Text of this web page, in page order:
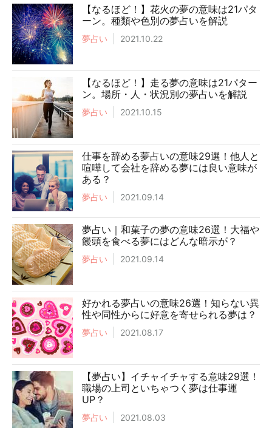
【なるほど！】花火の夢の意味は21パタ
ーン。種類や色別の夢占いを解説
夢占い 2021.10.22
【なるほど！】走る夢の意味は21パター
ン。場所・人・状況別の夢占いを解説
夢占い 2021.10.15
仕事を辞める夢占いの意味29選！他人と
喧嘩して会社を辞める夢には良い意味が
ある？
夢占い 2021.09.14
夢占い｜和菓子の夢の意味26選！大福や
饅頭を食べる夢にはどんな暗示が？
夢占い 2021.09.14
好かれる夢占いの意味26選！知らない異
性や同性からに好意を寄せられる夢は？
夢占い 2021.08.17
【夢占い】イチャイチャする意味29選！
職場の上司といちゃつく夢は仕事運
UP？
夢占い 2021.08.03